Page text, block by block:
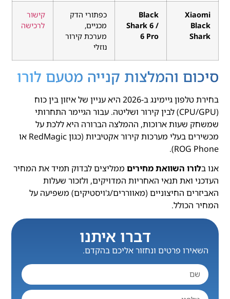
Xiaomi
Black
Shark
Black
Shark 6 /
6 Pro
כפתורי הדק
מכניים,
מערכת קירור
נוזלי
קישור
לרכישה
סיכום והמלצות קנייה מטעם לורו
בחירת טלפון גיימינג ב-2026 היא עניין של איזון בין כוח
(CPU/GPU) לבין קירור ושליטה. עבור הגיימר התחרותי
שמשחק שעות ארוכות, ההמלצה הברורה היא ללכת על
מכשירים בעלי מערכות קירור אקטיביות (כגון RedMagic או
ROG Phone).
אנו בלורו השוואת מחירים ממליצים לבדוק תמיד את המחיר
העדכני ואת תנאי האחריות המדויקים, ולזכור שעלות
האביזרים החיצוניים (מאווררים/ג'ויסטיקים) משפיעה על
המחיר הכולל.
דברו איתנו
השאירו פרטים ונחזור אליכם בהקדם.